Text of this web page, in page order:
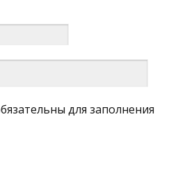
для заполнения